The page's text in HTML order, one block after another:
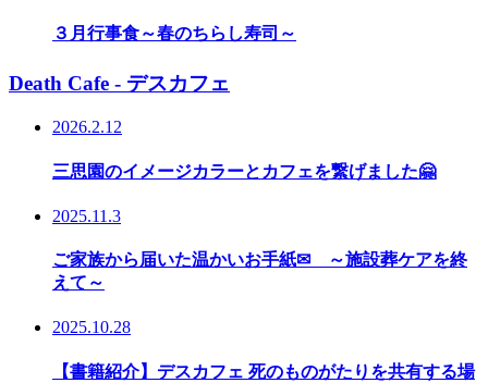
３月行事食～春のちらし寿司～
Death Cafe - デスカフェ
2026.2.12
三思園のイメージカラーとカフェを繋げました🤗
2025.11.3
ご家族から届いた温かいお手紙✉ ～施設葬ケアを終
えて～
2025.10.28
【書籍紹介】デスカフェ 死のものがたりを共有する場